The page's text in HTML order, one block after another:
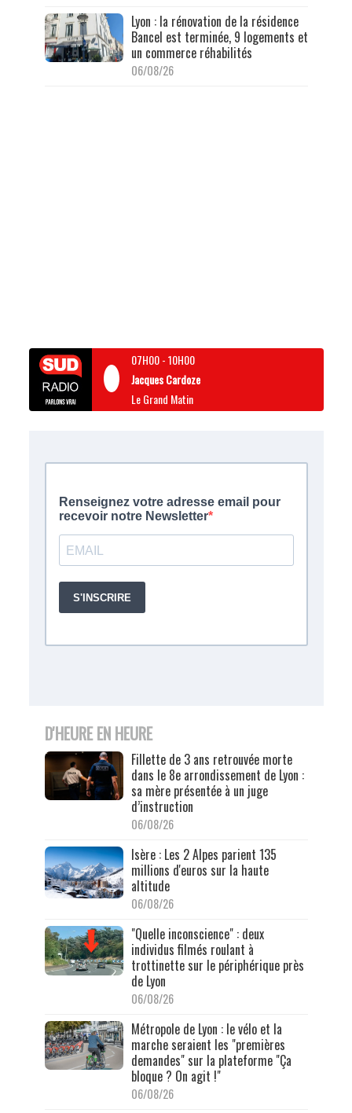
Lyon : la rénovation de la résidence
Bancel est terminée, 9 logements et
un commerce réhabilités
06/08/26
07H00-10H00
Jacques Cardoze
Le Grand Matin
D'HEURE EN HEURE
Fillette de 3 ans retrouvée morte
dans le 8e arrondissement de Lyon :
sa mère présentée à un juge
d’instruction
06/08/26
Isère : Les 2 Alpes parient 135
millions d'euros sur la haute
altitude
06/08/26
"Quelle inconscience" : deux
individus filmés roulant à
trottinette sur le périphérique près
de Lyon
06/08/26
Métropole de Lyon : le vélo et la
marche seraient les "premières
demandes" sur la plateforme "Ça
bloque ? On agit !"
06/08/26